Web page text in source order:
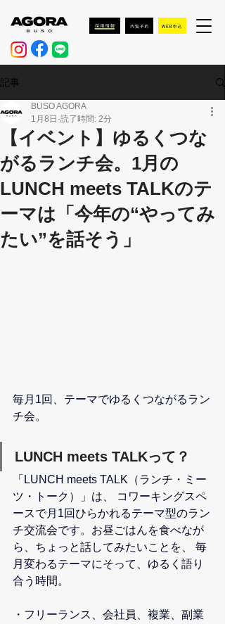
記事
【イベント】ゆるくつな
がるランチ会。1月の
LUNCH meets TALKのテ
ーマは「今年の“やってみ
たい”を話そう」
BUSO AGORA
1月8日 読了時間: 2分
毎月1回、テーマでゆるくつながるラン
チ会。
LUNCH meets TALKって？
「LUNCH meets TALK（ランチ・ミー
ツ・トーク）」は、 コワーキングスペ
ースで月1回ひらかれるテーマ型のラン
チ交流会です。お昼ごはんを食べなが
ら、ちょっと話してみたいことを、 毎
月変わるテーマにそって、ゆるく語り
合う時間。
・フリーランス、会社員、複業、副業